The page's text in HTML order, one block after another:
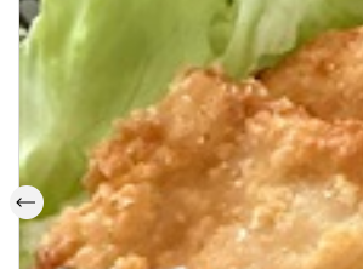
お菓子
酒類
日用品
ギフト